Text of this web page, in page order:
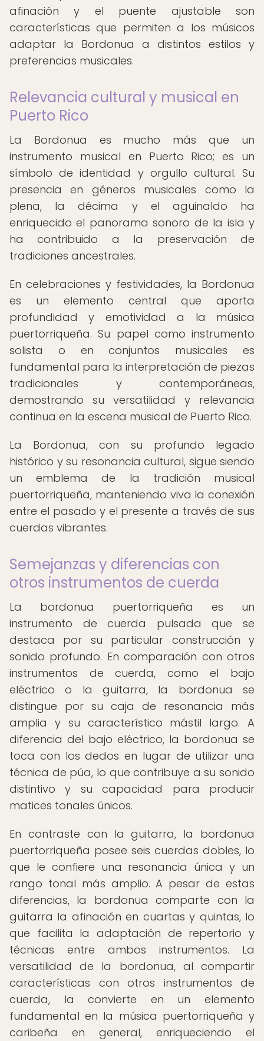
afinación y el puente ajustable son
características que permiten a los músicos
adaptar la Bordonua a distintos estilos y
preferencias musicales.
Relevancia cultural y musical en
Puerto Rico
La Bordonua es mucho más que un
instrumento musical en Puerto Rico; es un
símbolo de identidad y orgullo cultural. Su
presencia en géneros musicales como la
plena, la décima y el aguinaldo ha
enriquecido el panorama sonoro de la isla y
ha contribuido a la preservación de
tradiciones ancestrales.
En celebraciones y festividades, la Bordonua
es un elemento central que aporta
profundidad y emotividad a la música
puertorriqueña. Su papel como instrumento
solista o en conjuntos musicales es
fundamental para la interpretación de piezas
tradicionales y contemporáneas,
demostrando su versatilidad y relevancia
continua en la escena musical de Puerto Rico.
La Bordonua, con su profundo legado
histórico y su resonancia cultural, sigue siendo
un emblema de la tradición musical
puertorriqueña, manteniendo viva la conexión
entre el pasado y el presente a través de sus
cuerdas vibrantes.
Semejanzas y diferencias con
otros instrumentos de cuerda
La bordonua puertorriqueña es un
instrumento de cuerda pulsada que se
destaca por su particular construcción y
sonido profundo. En comparación con otros
instrumentos de cuerda, como el bajo
eléctrico o la guitarra, la bordonua se
distingue por su caja de resonancia más
amplia y su característico mástil largo. A
diferencia del bajo eléctrico, la bordonua se
toca con los dedos en lugar de utilizar una
técnica de púa, lo que contribuye a su sonido
distintivo y su capacidad para producir
matices tonales únicos.
En contraste con la guitarra, la bordonua
puertorriqueña posee seis cuerdas dobles, lo
que le confiere una resonancia única y un
rango tonal más amplio. A pesar de estas
diferencias, la bordonua comparte con la
guitarra la afinación en cuartas y quintas, lo
que facilita la adaptación de repertorio y
técnicas entre ambos instrumentos. La
versatilidad de la bordonua, al compartir
características con otros instrumentos de
cuerda, la convierte en un elemento
fundamental en la música puertorriqueña y
caribeña en general, enriqueciendo el